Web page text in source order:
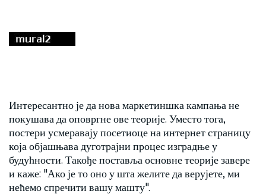
Интересантно је да нова маркетиншка кампања не
покушава да оповргне ове теорије. Уместо тога,
постери усмеравају посетиоце на интернет страницу
која објашњава дуготрајни процес изградње у
будућности. Такође поставља основне теорије завере
и каже: "Ако је то оно у шта желите да верујете, ми
нећемо спречити вашу машту".